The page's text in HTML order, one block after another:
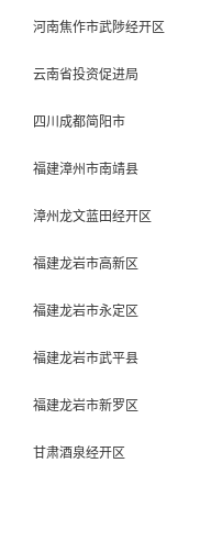
河南焦作市武陟经开区
云南省投资促进局
四川成都简阳市
福建漳州市南靖县
漳州龙文蓝田经开区
福建龙岩市高新区
福建龙岩市永定区
福建龙岩市武平县
福建龙岩市新罗区
甘肃酒泉经开区